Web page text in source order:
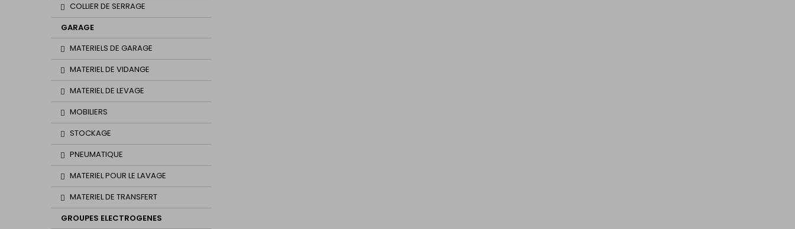
COLLIER DE SERRAGE
GARAGE
MATERIELS DE GARAGE
MATERIEL DE VIDANGE
MATERIEL DE LEVAGE
MOBILIERS
STOCKAGE
PNEUMATIQUE
MATERIEL POUR LE LAVAGE
MATERIEL DE TRANSFERT
GROUPES ELECTROGENES